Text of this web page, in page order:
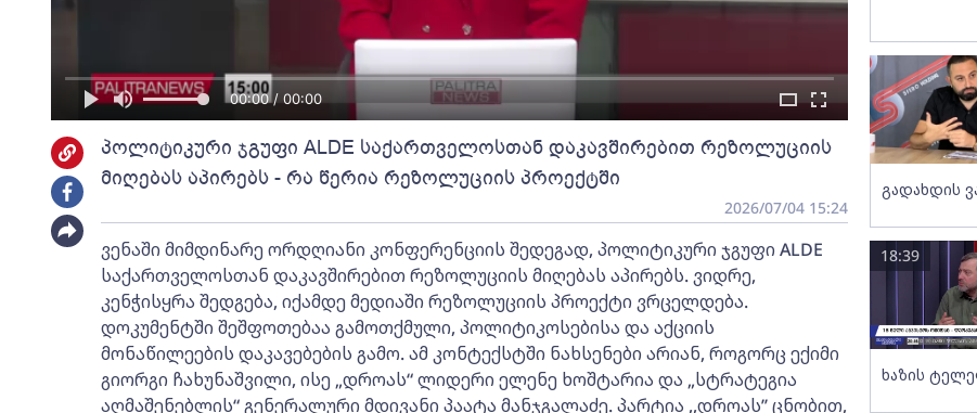
00:00 / 00:00
პოლიტიკური ჯგუფი ALDE საქართველოსთან დაკავშირებით რეზოლუციის
მიღებას აპირებს - რა წერია რეზოლუციის პროექტში
2026/07/04 15:24
ვენაში მიმდინარე ორდღიანი კონფერენციის შედეგად, პოლიტიკური ჯგუფი ALDE
საქართველოსთან დაკავშირებით რეზოლუციის მიღებას აპირებს. ვიდრე,
კენჭისყრა შედგება, იქამდე მედიაში რეზოლუციის პროექტი ვრცელდება.
დოკუმენტში შეშფოთებაა გამოთქმული, პოლიტიკოსებისა და აქციის
მონაწილეების დაკავებების გამო. ამ კონტექსტში ნახსენები არიან, როგორც ექიმი
გიორგი ჩახუნაშვილი, ისე „დროას“ ლიდერი ელენე ხოშტარია და „სტრატეგია
აღმაშენებლის“ გენერალური მდივანი პაატა მანჯგალაძე. პარტია ,,დროას’’ ცნობით,
გადახდის
ხაზის
18:39